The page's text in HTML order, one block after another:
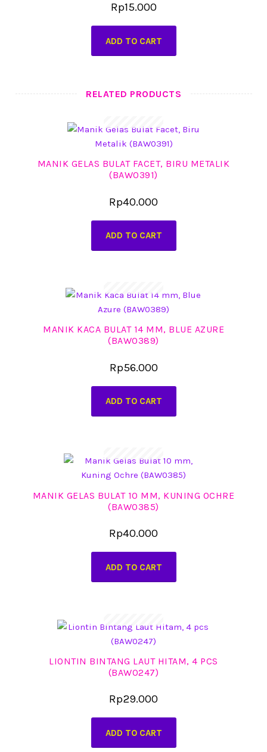
Rp15.000
ADD TO CART
RELATED PRODUCTS
MANIK GELAS BULAT FACET, BIRU METALIK
(BAW0391)
Rp40.000
ADD TO CART
MANIK KACA BULAT 14 MM, BLUE AZURE
(BAW0389)
Rp56.000
ADD TO CART
MANIK GELAS BULAT 10 MM, KUNING OCHRE
(BAW0385)
Rp40.000
ADD TO CART
LIONTIN BINTANG LAUT HITAM, 4 PCS
(BAW0247)
Rp29.000
ADD TO CART